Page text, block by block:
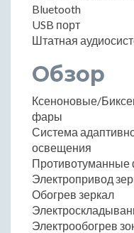
Bluetooth
USB порт
Штатная
Обзор
Ксеноновые/
фары
Система
освещения
Электропривод
Обогрев зеркал
Электрообогрев